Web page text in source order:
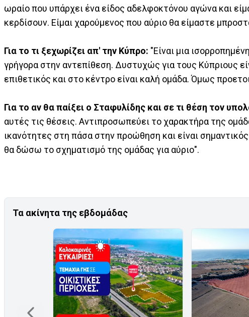
ωραίο που υπάρχει ένα είδος αδελφοκτόνου αγώνα και
κερδίσουν. Είμαι χαρούμενος που αύριο θα είμαστε
Για το τι ξεχωρίζει απ' την Κύπρο: "Είναι μια
γρήγορα στην αντεπίθεση. Δυστυχώς για τους Κύπριους
επιθετικός και στο κέντρο είναι καλή ομάδα. Όμως
Για το αν θα παίξει ο Σταφυλίδης και σε τι θέση τον
αυτές τις θέσεις. Αντιπροσωπεύει το χαρακτήρα της
ικανότητες στη πάσα στην προώθηση και είναι
θα δώσω το σχηματισμό της ομάδας για αύριο".
Τα ακίνητα της εβδομάδας